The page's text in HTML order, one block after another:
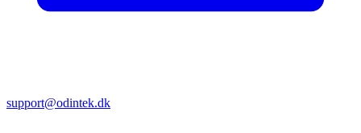
support@odintek.dk